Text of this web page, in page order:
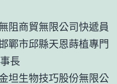
商貿無限公司快遞員
市邱縣天恩蒔植專門
長
生物技巧股份無限公